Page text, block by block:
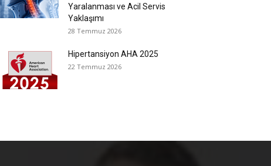
Yaralanması ve Acil Servis
Yaklaşımı
28 Temmuz 2026
Hipertansiyon AHA 2025
22 Temmuz 2026